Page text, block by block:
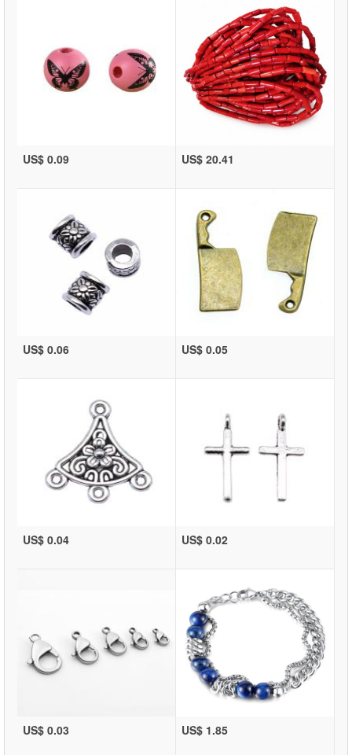
US$ 0.09 US$ 20.41
US$ 0.06 US$ 0.05
US$ 0.04 US$ 0.02
US$ 0.03 US$ 1.85